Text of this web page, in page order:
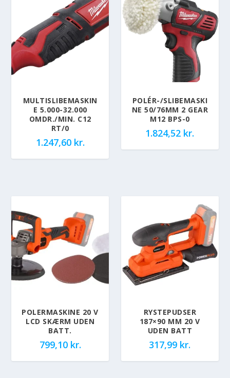
MULTISLIBEMASKIN
E 5.000-32.000
OMDR./MIN. C12
RT/0
1.247,60 kr.
POLÉR-/SLIBEMASKI
NE 50/76MM 2 GEAR
M12 BPS-0
1.824,52 kr.
POLERMASKINE 20 V
LCD SKÆRM UDEN
BATT.
799,10 kr.
RYSTEPUDSER
187×90 MM 20 V
UDEN BATT
317,99 kr.